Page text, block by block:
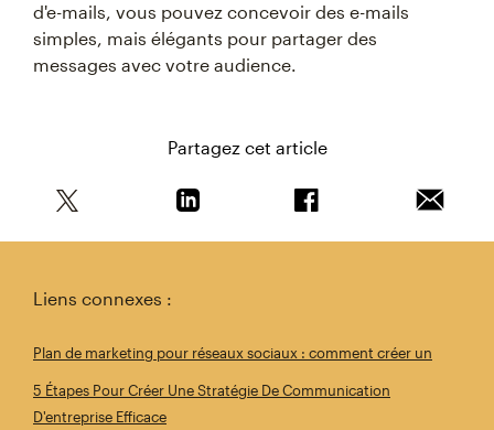
d'e-mails, vous pouvez concevoir des e-mails
simples, mais élégants pour partager des
messages avec votre audience.
Partagez cet article
Liens connexes :
Plan de marketing pour réseaux sociaux : comment créer un
5 Étapes Pour Créer Une Stratégie De Communication
D'entreprise Efficace